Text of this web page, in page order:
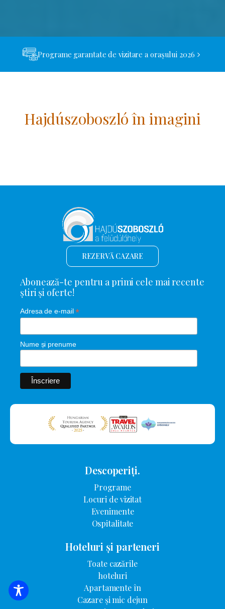
Programe garantate de vizitare a orașului 2026
Hajdúszoboszló în imagini
CĂUTARE DE CAZARE
REZERVĂ CAZARE
Abonează-te pentru a primi cele mai recente
știri și oferte!
Adresa de e-mail*
Nume și prenume
Descoperiți.
Programe
Locuri de vizitat
Evenimente
Ospitalitate
Hoteluri și parteneri
Toate cazările
hoteluri
Apartamente în
Cazare și mic dejun